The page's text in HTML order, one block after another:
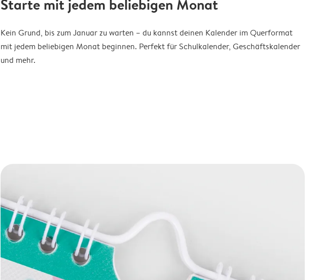
Starte mit jedem beliebigen Monat
Kein Grund, bis zum Januar zu warten – du kannst deinen Kalender im Querformat
mit jedem beliebigen Monat beginnen. Perfekt für Schulkalender, Geschäftskalender
und mehr.